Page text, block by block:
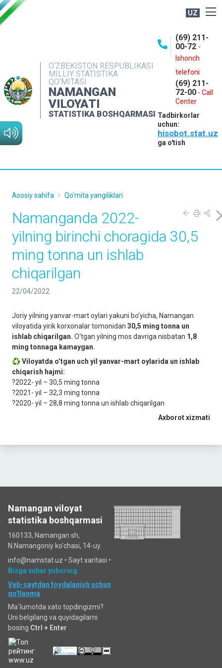
UZ
O‘ZBEKISTON RESPUBLIKASI
MILLIY STATISTIKA
QO‘MITASI
NAMANGAN
VILOYATI
STATISTIKA BOSHQARMASI
(69) 211-
00-72 -
Ishonch
telefoni
(69) 211-
72-00 - Call
Center
Tadbirkorlar
uchun:
hisobot.stat.uz
ga o'tish
NASHRLAR
INTERAKTIV XIZMATLAR
MATBUOT XIZMATI
MUROJAATLAR
Asosiy sahifa Qo'mita yangiliklari
Namanganda 2022-
yilning birinchi choragida 30,5
ming tonna un ishlab
chiqarilgan
22/04/2022
Joriy yilning yanvar-mart oylari yakuni boʼyicha, Namangan
viloyatida yirik korxonalar tomonidan 30,5 ming tonna un
ishlab chiqarilgan. O‘tgan yilning mos davriga nisbatan 1,8
ming tonnaga kamaygan.
♻️Viloyatda oʼtgan uch yil yanvar-mart oylarida un ishlab
chiqarish hajmi:
?2022- yil – 30,5 ming tonna
?2021- yil – 32,3 ming tonna
?2020- yil – 28,8 ming tonna un ishlab chiqarilgan
Axborot xizmati
Namangan viloyat
statistika boshqarmasi
160133, Namangan sh,
N.Namangoniy ko'chasi, 14-uy.
info@namstat.uz • Sayt xaritasi •
Bizga xabar yuboring
Veb-saytdan foydalanish uchun
qo'llanma
Ma`lumotda xato topdingizmi?
Uni belgilang va quyidagilarni
bosing Ctrl + Enter